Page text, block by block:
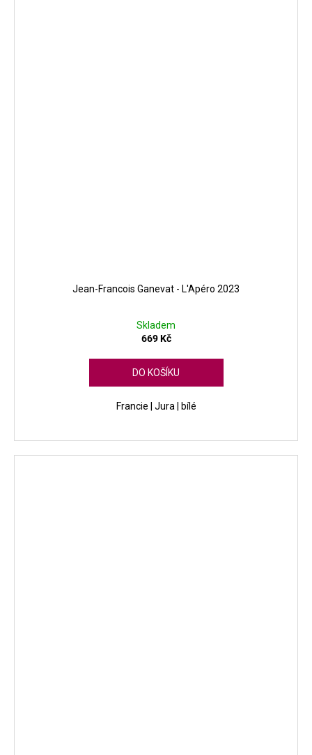
Jean-Francois Ganevat - L'Apéro 2023
Skladem
669 Kč
DO KOŠÍKU
Francie | Jura | bílé